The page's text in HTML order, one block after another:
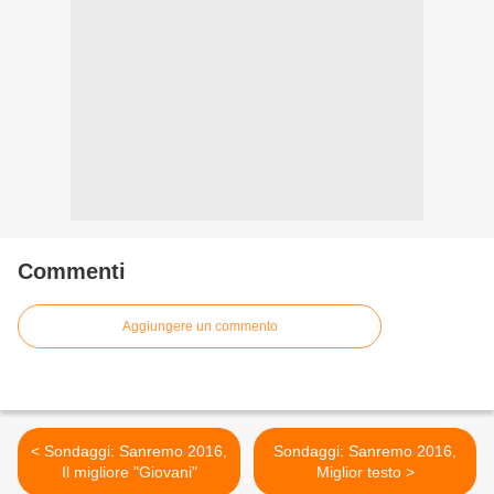
Commenti
Aggiungere un commento
< Sondaggi: Sanremo 2016,
Il migliore "Giovani"
Sondaggi: Sanremo 2016,
Miglior testo >